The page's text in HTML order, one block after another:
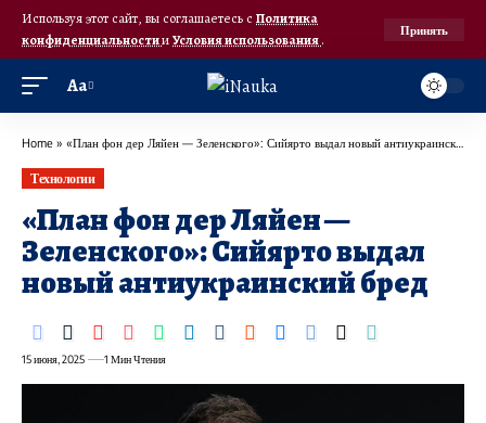
Используя этот сайт, вы соглашаетесь с Политика
конфиденциальностииУсловия использования.
Принять
Аа
Home » «План фон дер Ляйен — Зеленского»: Сийярто выдал новый антиукраинский бред
Технологии
«План фон дер Ляйен —
Зеленского»: Сийярто выдал
новый антиукраинский бред
15 июня, 2025 1 Мин Чтения